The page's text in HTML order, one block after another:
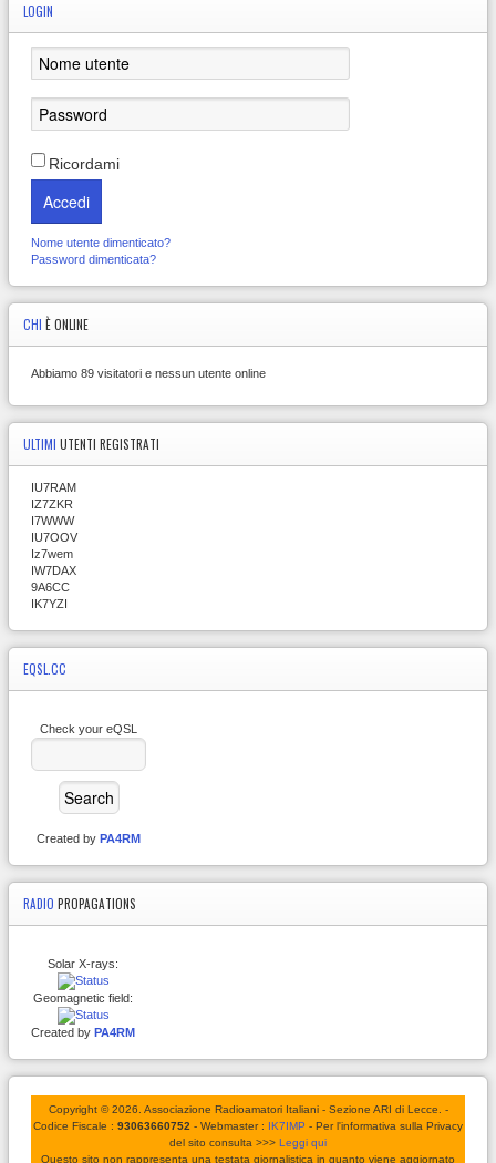
LOGIN
Ricordami
Accedi
Nome utente dimenticato?
Password dimenticata?
CHI È ONLINE
Abbiamo 89 visitatori e nessun utente online
ULTIMI UTENTI REGISTRATI
IU7RAM
IZ7ZKR
I7WWW
IU7OOV
Iz7wem
IW7DAX
9A6CC
IK7YZI
EQSL.CC
Check your eQSL
Created by PA4RM
RADIO PROPAGATIONS
Solar X-rays:
Geomagnetic field:
Created by PA4RM
Copyright © 2026. Associazione Radioamatori Italiani - Sezione ARI di Lecce. -
Codice Fiscale : 93063660752 - Webmaster : IK7IMP - Per l'informativa sulla Privacy
del sito consulta >>> Leggi qui
Questo sito non rappresenta una testata giornalistica in quanto viene aggiornato